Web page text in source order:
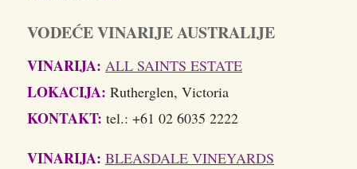
VODEĆE VINARIJE AUSTRALIJE
VINARIJA: ALL SAINTS ESTATE
LOKACIJA: Rutherglen, Victoria
KONTAKT: tel.: +61 02 6035 2222
VINARIJA: BLEASDALE VINEYARDS